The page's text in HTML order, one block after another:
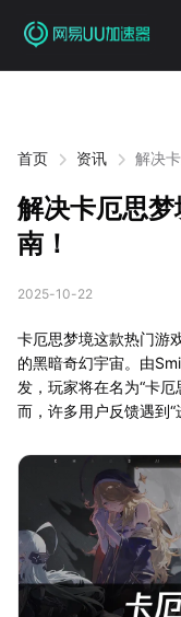
首页 资讯 解决
解决卡厄思
南！
2025-10-22
卡厄思梦境这款热门游
的黑暗奇幻宇宙。由
发，玩家将在名为“卡
而，许多用户反馈遇到“